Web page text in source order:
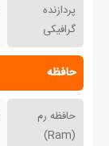
پردازنده
گرافیکی
حافظه
حافظه رم
(Ram)